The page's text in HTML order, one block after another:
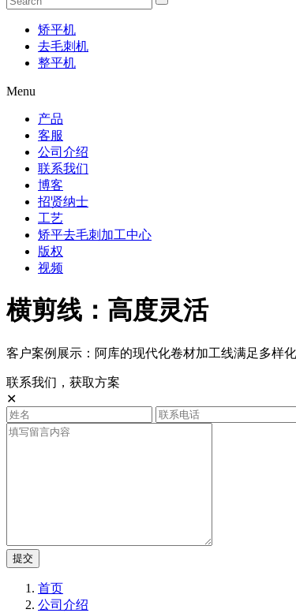
矫平机
去毛刺机
整平机
Menu
产品
客服
公司介绍
联系我们
博客
招贤纳士
工艺
矫平去毛刺加工中心
版权
视频
横剪线：高度灵活
客户案例展示：阿库的现代化卷材加工线满足多样
联系我们，获取方案
✕
提交
首页
公司介绍